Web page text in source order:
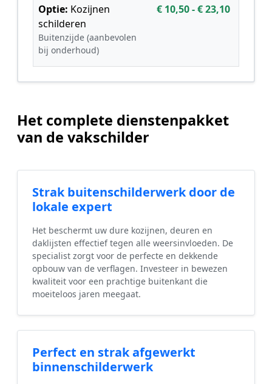
Optie: Kozijnen
schilderen
Buitenzijde (aanbevolen
bij onderhoud)
€ 10,50 - € 23,10
Het complete dienstenpakket
van de vakschilder
Strak buitenschilderwerk door de
lokale expert
Het beschermt uw dure kozijnen, deuren en
daklijsten effectief tegen alle weersinvloeden. De
specialist zorgt voor de perfecte en dekkende
opbouw van de verflagen. Investeer in bewezen
kwaliteit voor een prachtige buitenkant die
moeiteloos jaren meegaat.
Perfect en strak afgewerkt
binnenschilderwerk